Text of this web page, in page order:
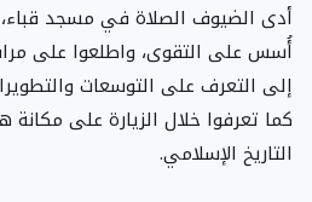
أدى الضيوف الصلاة في مسجد
أُسس على التقوى، واطلعوا على
إلى التعرف على التوسعات
كما تعرفوا خلال الزيارة على
التاريخ الإسلامي.